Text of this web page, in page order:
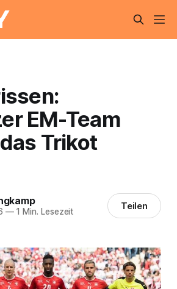
EM-Team
Trikot
—1 Min. Lesezeit Teilen